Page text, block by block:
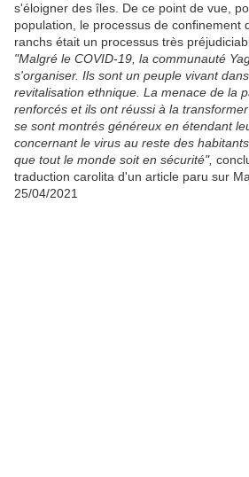
s'éloigner des îles. De ce point de vue,
population, le processus de confinement
ranchs était un processus très
"Malgré le COVID-19, la communauté
s'organiser. Ils sont un peuple vivant
revitalisation ethnique. La menace de la
renforcés et ils ont réussi à la
se sont montrés généreux en étendant
concernant le virus au reste des
que tout le monde soit en sécurité",
traduction carolita d'un article paru sur
25/04/2021